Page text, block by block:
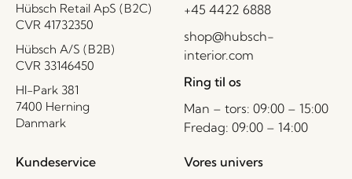
Hübsch Retail ApS (B2C)
CVR 41732350
Hübsch A/S (B2B)
CVR 33146450
HI-Park 381
7400 Herning
Danmark
+45 4422 6888
shop@hubsch-
interior.com
Ring til os
Man – tors: 09:00 – 15:00
Fredag: 09:00 – 14:00
Kundeservice Vores univers